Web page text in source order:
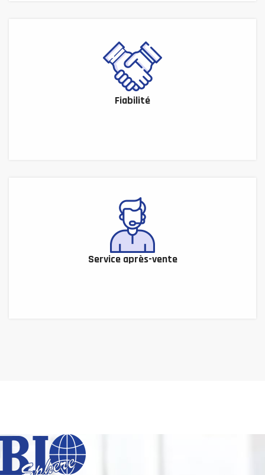
Fiabilité
Service après-vente